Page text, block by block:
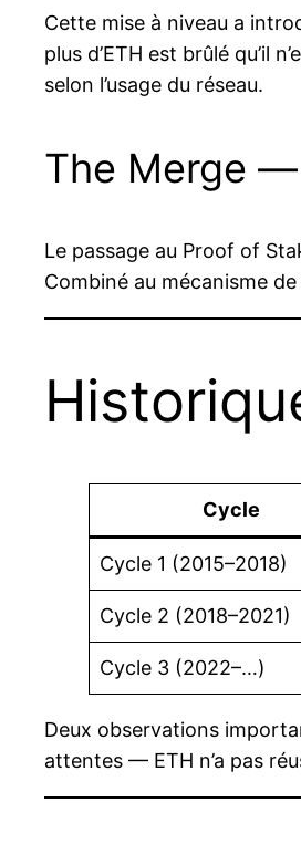
Cette mise à niveau a
plus d’ETH est brûlé qu’il
selon l’usage du réseau.
The Merge
Le passage au Proof of
Combiné au mécanisme
Cycle
Cycle 1 (2015–2018)
Cycle 2 (2018–2021)
Cycle 3 (2022–…)
Deux observations
attentes — ETH n’a pas